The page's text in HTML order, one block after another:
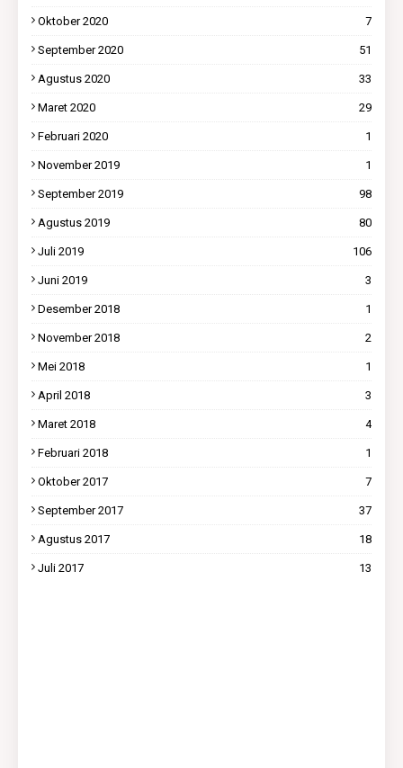
Oktober 2020 7
September 2020 51
Agustus 2020 33
Maret 2020 29
Februari 2020 1
November 2019 1
September 2019 98
Agustus 2019 80
Juli 2019 106
Juni 2019 3
Desember 2018 1
November 2018 2
Mei 2018 1
April 2018 3
Maret 2018 4
Februari 2018 1
Oktober 2017 7
September 2017 37
Agustus 2017 18
Juli 2017 13